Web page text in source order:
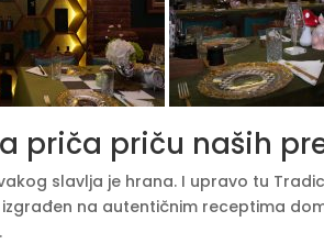
priča priču naših
slavlja je hrana. I upravo tu
izgrađen na autentičnim receptima